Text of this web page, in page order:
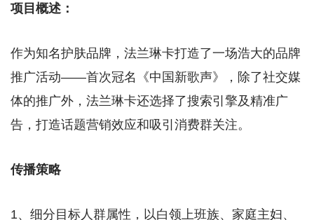
项目概述：
作为知名护肤品牌，法兰琳卡打造了一场浩大的品牌
推广活动——首次冠名《中国新歌声》，除了社交媒
体的推广外，法兰琳卡还选择了搜索引擎及精准广
告，打造话题营销效应和吸引消费群关注。
传播策略
1、细分目标人群属性，以白领上班族、家庭主妇、